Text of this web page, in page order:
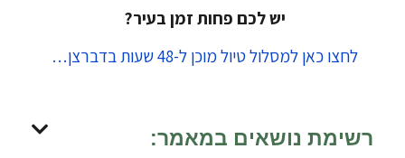
יש לכם פחות זמן בעיר?
לחצו כאן למסלול טיול מוכן ל-48 שעות בדברצן…
רשימת נושאים במאמר: